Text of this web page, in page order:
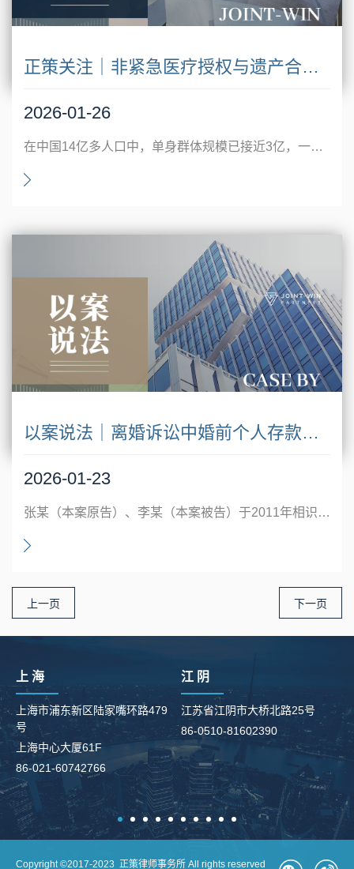
正策关注｜非紧急医疗授权与遗产合理支出的法律空白 —— 独居群体权益保障的现实挑战与应对
2026-01-26
在中国14亿多人口中，单身群体规模已接近3亿，一人户家庭数量突破1.25亿户。第七次全国人口普查与2024年《中国统计年鉴》的数据，勾勒出一幅清晰的社会变迁图景：独居，正从少数人的选择，演变为常态化的生活方式。
以案说法｜离婚诉讼中婚前个⼈存款应否返还的认定
2026-01-23
张某（本案原告）、李某（本案被告）于2011年相识，于2018年确立恋爱关系，于2019年底登记结婚。二人未曾共同居住生活，未生育子女。张某系初婚，李某系再婚。张某于2020年中向李某提出离婚，于2021年首次起诉离婚。
上一页 下一页
上 海
上海市浦东新区陆家嘴环路479
号
上海中心大厦61F
86-021-60742766
江 阴
江苏省江阴市大桥北路25号
86-0510-81602390
Copyright ©2017-2023 正策律师事务所 All rights reserved